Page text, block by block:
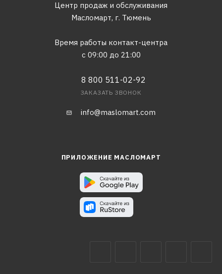
Центр продаж и обслуживания
Масломарт, г. Тюмень
Время работы контакт-центра
с 09:00 до 21:00
8 800 511-02-92
ЗАКАЗАТЬ ЗВОНОК
info@maslomart.com
ПРИЛОЖЕНИЕ МАСЛОМАРТ